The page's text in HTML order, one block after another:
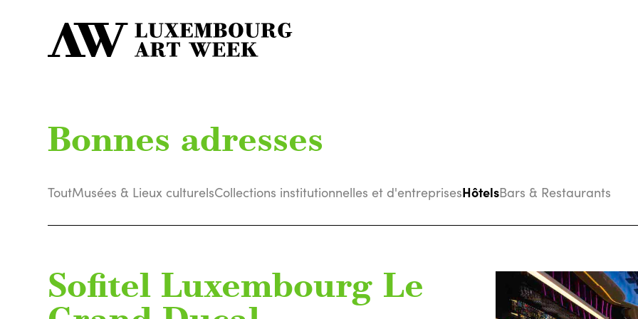
Bonnes adresses
ToutMusées & Lieux culturelsCollections institutionnelles et d'entreprisesHôtelsBars & Restaurants
Sofitel Luxembourg Le